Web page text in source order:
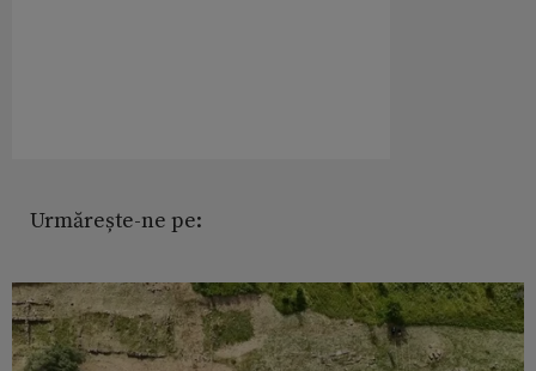
Urmărește-ne pe: